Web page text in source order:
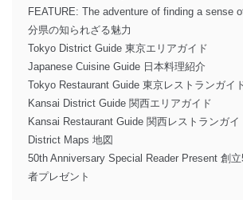
FEATURE: The adventure of finding a sense
分県の知られざる魅力
Tokyo District Guide 東京エリアガイド
Japanese Cuisine Guide 日本料理紹介
Tokyo Restaurant Guide 東京レストランガイ
Kansai District Guide 関西エリアガイド
Kansai Restaurant Guide 関西レストランガイ
District Maps 地図
50th Anniversary Special Reader Present 創
者プレゼント